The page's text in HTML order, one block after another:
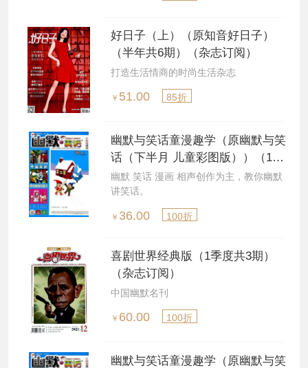
好日子（上）（原知音好日子）
（半年共6期）（杂志订阅）
打造生活情商的时尚生活杂志
￥ 51.00 85折
幽默与笑话童漫趣学（原幽默与笑
话（下半月 儿童彩图版））（1季
度共3期）（杂志订阅）
幽默 笑话 漫画 相声创作为主，教你幽默
讲笑话。
￥ 36.00 100折
喜剧世界经典版（1季度共3期）
（杂志订阅）
中国幽默名刊
￥ 60.00 100折
幽默与笑话童漫趣学（原幽默与笑